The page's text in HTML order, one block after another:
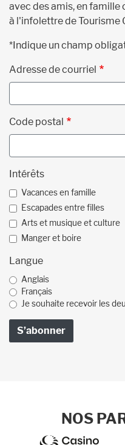
avec des amis, en famille
à l'infolettre de Tourisme
*Indique un champ
Adresse de courriel
Code postal
Intérêts
Vacances en famille
Escapades entre filles
Arts et musique et culture
Manger et boire
Langue
Anglais
Français
Je souhaite recevoir les
NOS